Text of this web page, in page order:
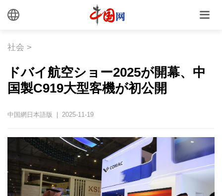
社会 >
ドバイ航空ショー2025が開幕、中
国製C919大型客機が初公開
中国網日本語版 | 2025-11-19